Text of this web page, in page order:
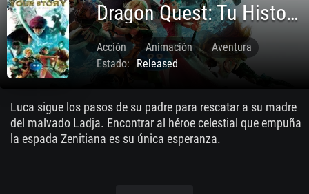
Dragon Quest: Tu Historia
Acción Animación
Aventura
Fantasía
Aug. 02 2019
Estado: Released
Luca sigue los pasos de su padre para rescatar a su madre
del malvado Ladja. Encontrar al héroe celestial que empuña
la espada Zenitiana es su única esperanza.